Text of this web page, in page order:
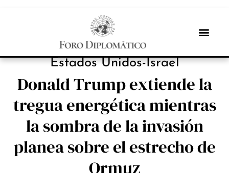
PROTAGONISTAS
Estados Unidos-Israel
Donald Trump extiende la
tregua energética mientras
la sombra de la invasión
planea sobre el estrecho de
Ormuz